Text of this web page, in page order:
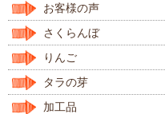
お客様の声
さくらんぼ
りんご
タラの芽
加工品